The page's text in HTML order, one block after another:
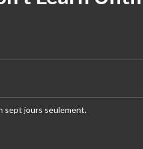
sept jours seulement.